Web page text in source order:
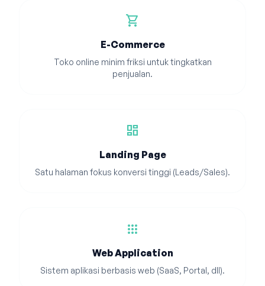
shopping_cart
E-Commerce
Toko online minim friksi untuk tingkatkan
penjualan.
dashboard
Landing Page
Satu halaman fokus konversi tinggi (Leads/Sales).
apps
Web Application
Sistem aplikasi berbasis web (SaaS, Portal, dll).